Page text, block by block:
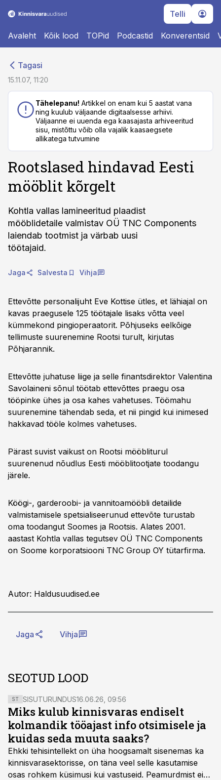
Telli
Avaleht Kõik lood TOPid Podcastid Konverentsid
Tagasi
15.11.07, 11:20
Tähelepanu! Artikkel on enam kui 5 aastat vana
ning kuulub väljaande digitaalsesse arhiivi.
Väljaanne ei uuenda ega kaasajasta arhiveeritud
sisu, mistõttu võib olla vajalik kaasaegsete
allikatega tutvumine
Rootslased hindavad Eesti
mööblit kõrgelt
Kohtla vallas lamineeritud plaadist
mööblidetaile valmistav OÜ TNC Components
laiendab tootmist ja värbab uusi
töötajaid.
Jaga Salvesta Vihja
Ettevõtte personalijuht Eve Kottise ütles, et lähiajal on
kavas praegusele 125 töötajale lisaks võtta veel
kümmekond pingioperaatorit. Põhjuseks eelkõige
tellimuste suurenemine Rootsi turult, kirjutas
Põhjarannik.
Ettevõtte juhatuse liige ja selle finantsdirektor Valentina
Savolaineni sõnul töötab ettevõttes praegu osa
tööpinke ühes ja osa kahes vahetuses. Töömahu
suurenemine tähendab seda, et nii pingid kui inimesed
hakkavad tööle kolmes vahetuses.
Pärast suvist vaikust on Rootsi mööbliturul
suurenenud nõudlus Eesti mööblitootjate toodangu
järele.
Köögi-, garderoobi- ja vannitoamööbli detailide
valmistamisele spetsialiseerunud ettevõte turustab
oma toodangut Soomes ja Rootsis. Alates 2001.
aastast Kohtla vallas tegutsev OÜ TNC Components
on Soome korporatsiooni TNC Group OY tütarfirma.
Autor: Haldusuudised.ee
Jaga Vihja
SEOTUD LOOD
ST SISUTURUNDUS16.06.26, 09:56
Miks kulub kinnisvaras endiselt
kolmandik tööajast info otsimisele ja
kuidas seda muuta saaks?
Ehkki tehisintellekt on üha hoogsamalt sisenemas ka
kinnisvarasektorisse, on täna veel selle kasutamise
osas rohkem küsimusi kui vastuseid. Peamurdmist ei